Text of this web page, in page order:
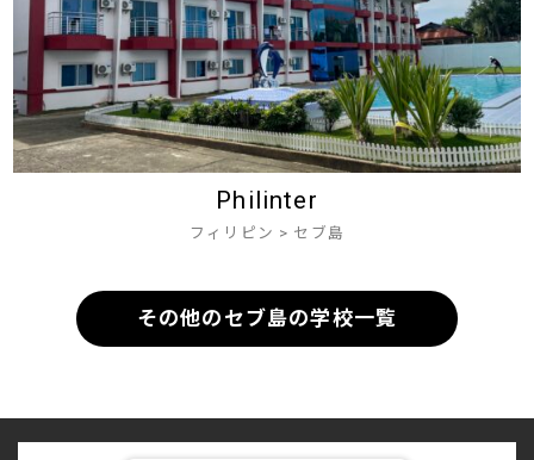
Philinter
フィリピン > セブ島
その他のセブ島の学校一覧